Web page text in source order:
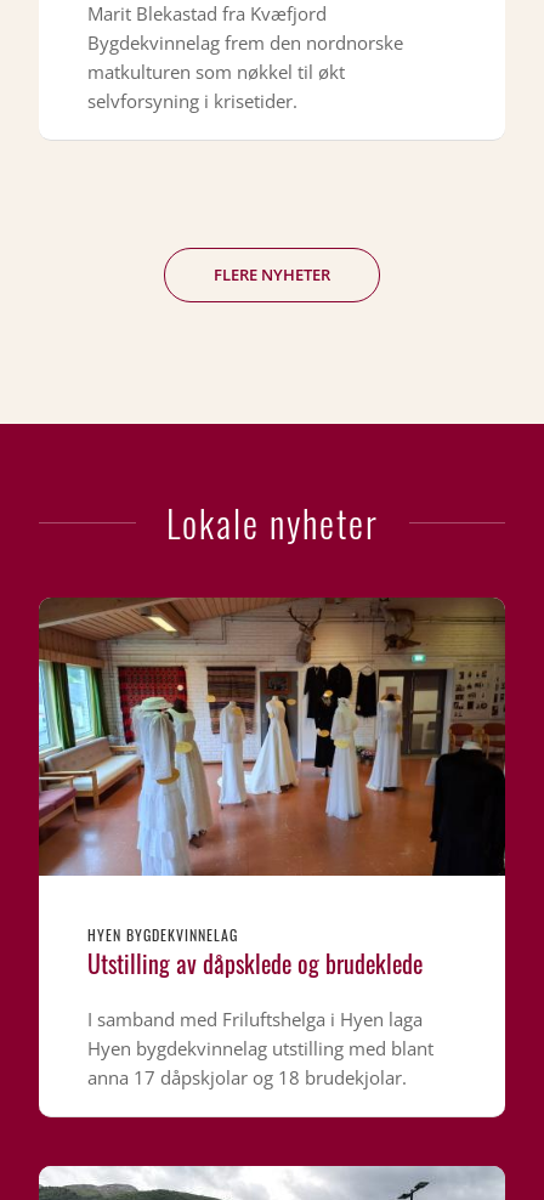
Marit Blekastad fra Kvæfjord
Bygdekvinnelag frem den nordnorske
matkulturen som nøkkel til økt
selvforsyning i krisetider.
FLERE NYHETER
Lokale nyheter
HYEN BYGDEKVINNELAG
Utstilling av dåpsklede og brudeklede
I samband med Friluftshelga i Hyen laga
Hyen bygdekvinnelag utstilling med blant
anna 17 dåpskjolar og 18 brudekjolar.